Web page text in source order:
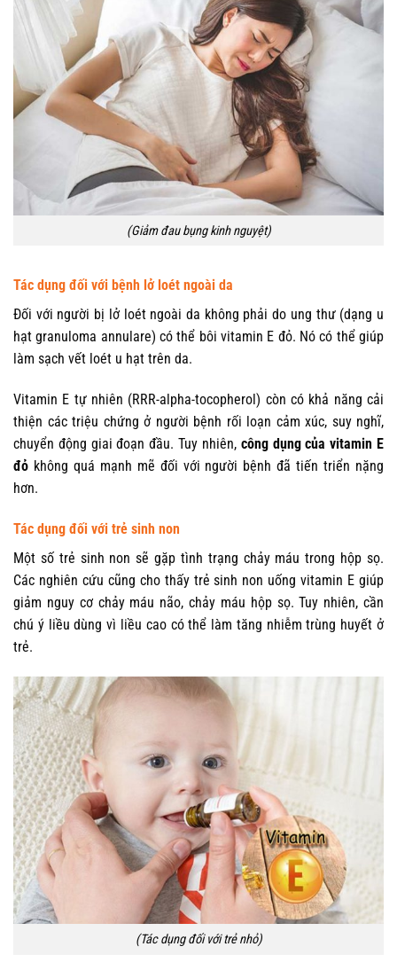
(Giảm đau bụng kinh nguyệt)
Tác dụng đối với bệnh lở loét ngoài da
Đối với người bị lở loét ngoài da không phải do ung thư (dạng u
hạt granuloma annulare) có thể bôi vitamin E đỏ. Nó có thể giúp
làm sạch vết loét u hạt trên da.
Vitamin E tự nhiên (RRR-alpha-tocopherol) còn có khả năng cải
thiện các triệu chứng ở người bệnh rối loạn cảm xúc, suy nghĩ,
chuyển động giai đoạn đầu. Tuy nhiên, công dụng của vitamin E
đỏ không quá mạnh mẽ đối với người bệnh đã tiến triển nặng
hơn.
Tác dụng đối với trẻ sinh non
Một số trẻ sinh non sẽ gặp tình trạng chảy máu trong hộp sọ.
Các nghiên cứu cũng cho thấy trẻ sinh non uống vitamin E giúp
giảm nguy cơ chảy máu não, chảy máu hộp sọ. Tuy nhiên, cần
chú ý liều dùng vì liều cao có thể làm tăng nhiễm trùng huyết ở
trẻ.
(Tác dụng đối với trẻ nhỏ)